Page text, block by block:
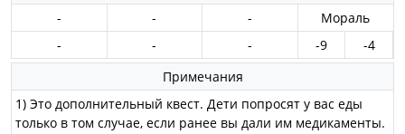
-
- -
Мораль
-
- - -9
-4
Примечания
1) Это дополнительный квест. Дети попросят у вас еды
только в том случае, если ранее вы дали им медикаменты.